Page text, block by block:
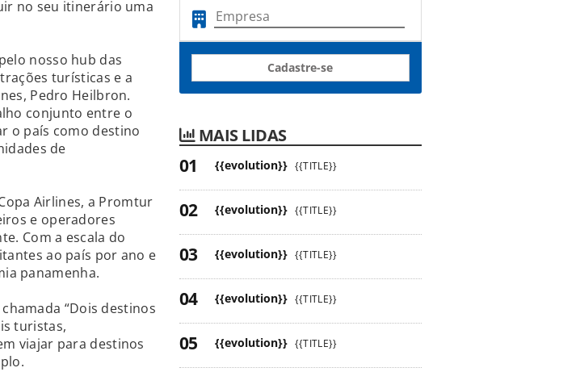
no seu itinerário uma
nosso hub das
turísticas e a
Pedro Heilbron.
conjunto entre o
o país como destino
de
Airlines, a Promtur
e operadores
Com a escala do
ao país por ano e
panamenha.
“Dois destinos
turistas,
viajar para destinos
Cadastre-se
MAIS LIDAS
{{evolution}} {{TITLE}}
{{evolution}} {{TITLE}}
{{evolution}} {{TITLE}}
{{evolution}} {{TITLE}}
{{evolution}} {{TITLE}}